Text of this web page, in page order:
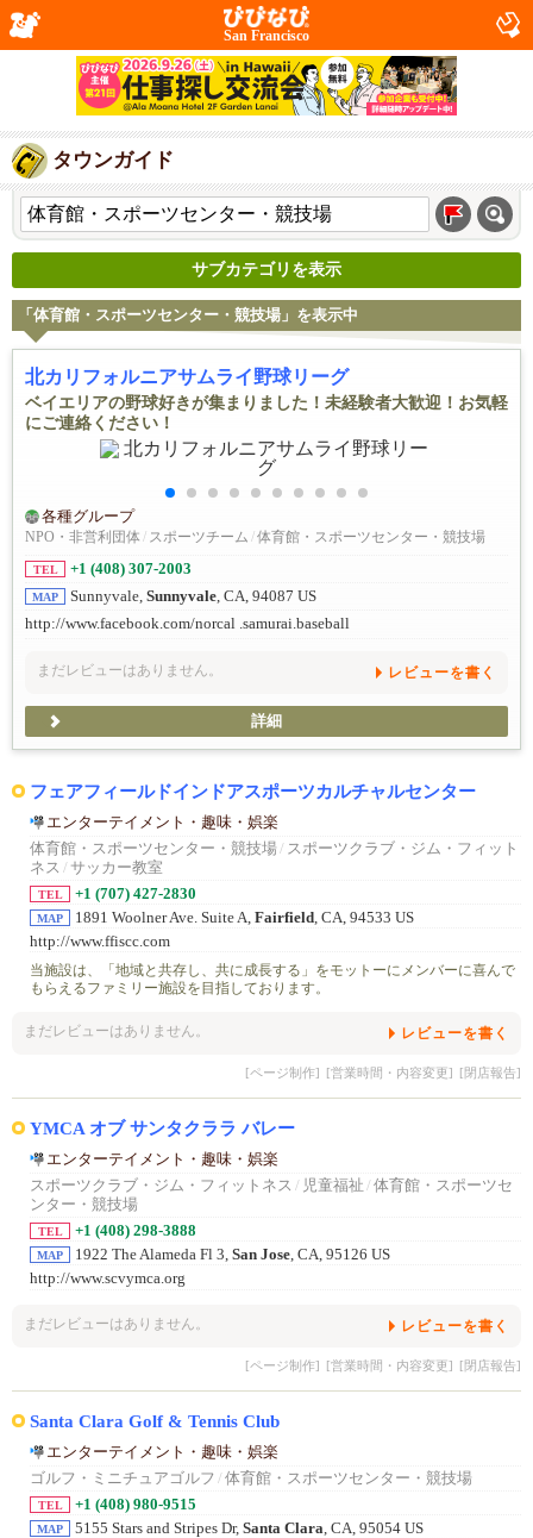
San Francisco
タウンガイド
サブカテゴリを表示
「体育館・スポーツセンター・競技場」を表示中
北カリフォルニアサムライ野球リーグ
ベイエリアの野球好きが集まりました！未経験者大歓迎！お気軽
にご連絡ください！
各種グループ
NPO・非営利団体 / スポーツチーム /体育館・スポーツセンター・競技場
TEL +1 (408) 307-2003
MAP Sunnyvale, Sunnyvale, CA, 94087 US
http://www.facebook.com/norcal .samurai.baseball
まだレビューはありません。 レビューを書く
詳細
フェアフィールドインドアスポーツカルチャルセンター
エンターテイメント・趣味・娯楽
体育館・スポーツセンター・競技場/ スポーツクラブ・ジム・フィット
ネス / サッカー教室
TEL +1 (707) 427-2830
MAP 1891 Woolner Ave. Suite A, Fairfield , CA, 94533 US
http://www.ffiscc.com
当施設は、「地域と共存し、共に成長する」をモットーにメンバーに喜んで
もらえるファミリー施設を目指しております。
まだレビューはありません。 レビューを書く
[ページ制作] [営業時間・内容変更] [閉店報告]
YMCA オブ サンタクララ バレー
エンターテイメント・趣味・娯楽
スポーツクラブ・ジム・フィットネス / 児童福祉 / 体育館・スポーツセ
ンター・競技場
TEL +1 (408) 298-3888
MAP 1922 The Alameda Fl 3, San Jose, CA, 95126 US
http://www.scvymca.org
まだレビューはありません。 レビューを書く
[ページ制作] [営業時間・内容変更] [閉店報告]
Santa Clara Golf & Tennis Club
エンターテイメント・趣味・娯楽
ゴルフ・ミニチュアゴルフ / 体育館・スポーツセンター・競技場
TEL +1 (408) 980-9515
MAP 5155 Stars and Stripes Dr, Santa Clara, CA, 95054 US